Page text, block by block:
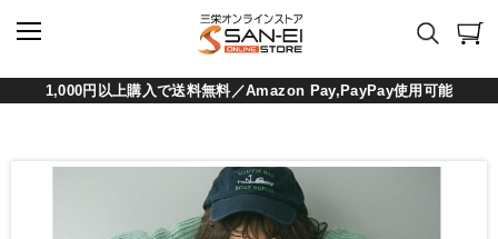
1,000円以上購入で送料無料／Amazon Pay,PayPay使用可能